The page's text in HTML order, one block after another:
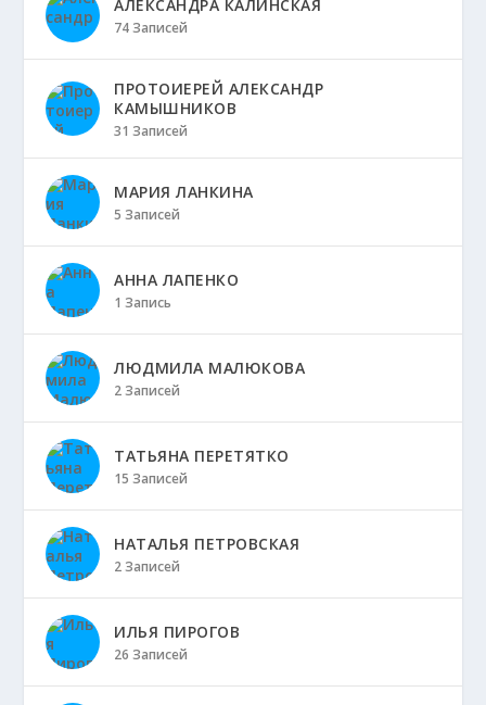
АЛЕКСАНДРА КАЛИНСКАЯ
74 Записей
ПРОТОИЕРЕЙ АЛЕКСАНДР
КАМЫШНИКОВ
31 Записей
МАРИЯ ЛАНКИНА
5 Записей
АННА ЛАПЕНКО
1 Запись
ЛЮДМИЛА МАЛЮКОВА
2 Записей
ТАТЬЯНА ПЕРЕТЯТКО
15 Записей
НАТАЛЬЯ ПЕТРОВСКАЯ
2 Записей
ИЛЬЯ ПИРОГОВ
26 Записей